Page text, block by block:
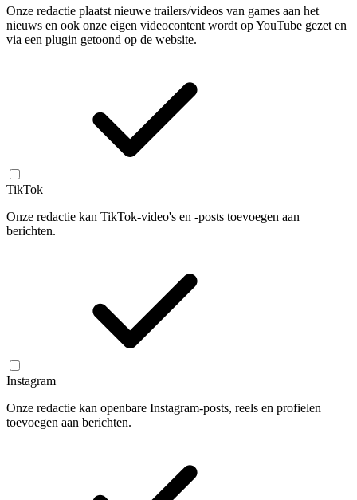
Onze redactie plaatst nieuwe trailers/videos van games aan het
nieuws en ook onze eigen videocontent wordt op YouTube gezet en
via een plugin getoond op de website.
TikTok
Onze redactie kan TikTok-video's en -posts toevoegen aan
berichten.
Instagram
Onze redactie kan openbare Instagram-posts, reels en profielen
toevoegen aan berichten.